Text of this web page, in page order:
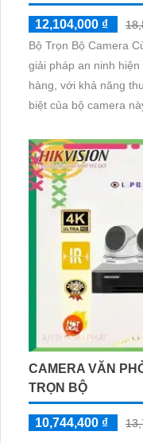
12,104,000 ₫
Bộ Trọn Bộ Camera
giải pháp an ninh
hàng, với khả năng thu
biệt của bộ camera
nghệ tiên tiến như
thông minh, chống
mã tiên tiến, mang lại
CAMERA VĂN
TRỌN BỘ
10,744,400 ₫